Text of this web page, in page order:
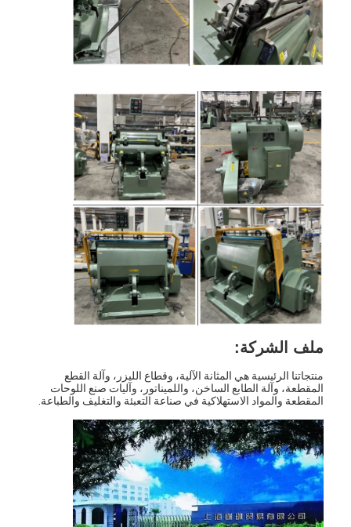
يموت قطع المعدات
آلة السيارات بندر
كتاب يجعل آلة
آليّ تعليب آلة
آلة الطباعة التلقائية
وظيفة الصحافة المعدات
قبل معدات الصحافة
مستهلكات أخرى
آلة الوسم الليزر
آلة تشكيل كيس ورق
آلة التغليف التلقائية
ملف الشركة:
منتجاتنا الرئيسية هي المثانة الآلية، وقطاع الليزر، وآلة القطع
المقطعة، وآلة الطابع الساخن، واللميناتور، وآليات صنع اللوحات
المقطعة والمواد الاستهلاكية في صناعة التعبئة والتغليف والطباعة.